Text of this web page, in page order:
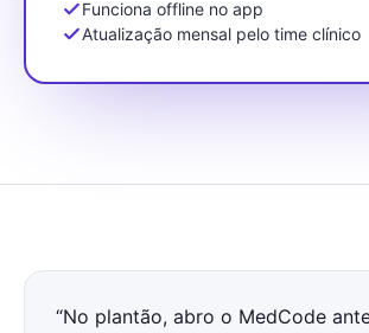
Funciona offline no app
Atualização mensal pelo time clínico
“No plantão, abro o MedCode